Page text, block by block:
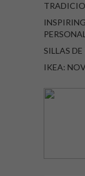
SILLAS
IKEA: